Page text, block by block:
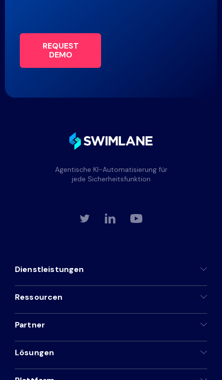
REQUEST
DEMO
Agentische KI-Automatisierung für
jede Sicherheitsfunktion
Dienstleistungen
Ressourcen
Partner
Lösungen